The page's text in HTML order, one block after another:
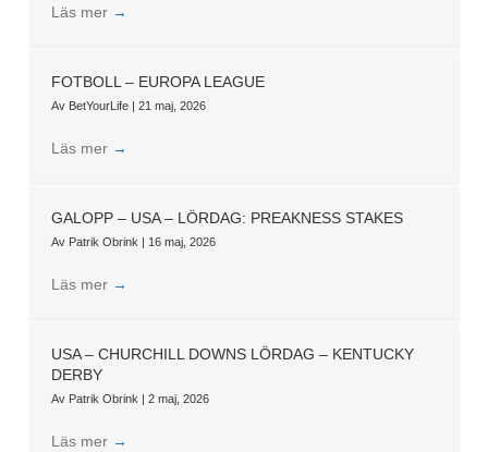
Läs mer →
FOTBOLL – EUROPA LEAGUE
Av BetYourLife | 21 maj, 2026
Läs mer →
GALOPP – USA – LÖRDAG: PREAKNESS STAKES
Av Patrik Obrink | 16 maj, 2026
Läs mer →
USA – CHURCHILL DOWNS LÖRDAG – KENTUCKY
DERBY
Av Patrik Obrink | 2 maj, 2026
Läs mer →